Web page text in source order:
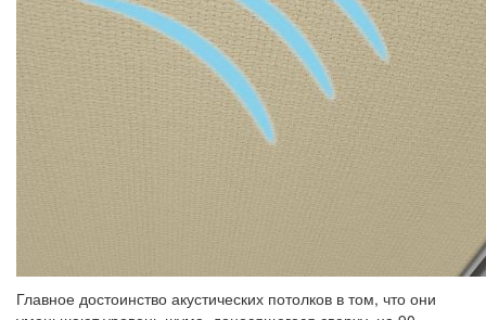
Главное достоинство акустических потолков в том, что они